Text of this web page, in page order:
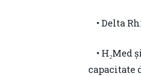
• Delta
• H₂Med
capacitate